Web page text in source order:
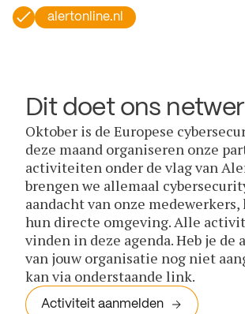
alertonline.nl
Dit doet ons
Oktober is de Europese
deze maand organiseren onze
activiteiten onder de vlag van
brengen we allemaal
aandacht van onze
hun directe omgeving. Alle
vinden in deze agenda. Heb je
van jouw organisatie nog niet
kan via onderstaande link.
Activiteit aanmelden